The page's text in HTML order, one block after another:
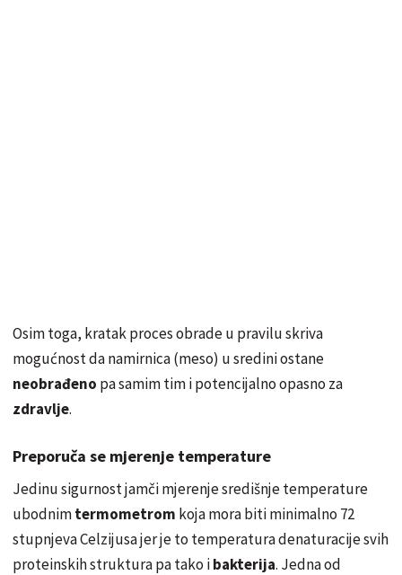
Osim toga, kratak proces obrade u pravilu skriva
mogućnost da namirnica (meso) u sredini ostane
neobrađeno pa samim tim i potencijalno opasno za
zdravlje.
Preporuča se mjerenje temperature
Jedinu sigurnost jamči mjerenje središnje temperature
ubodnimtermometrom koja mora biti minimalno 72
stupnjeva Celzijusa jer je to temperatura denaturacije svih
proteinskih struktura pa tako ibakterija. Jedna od